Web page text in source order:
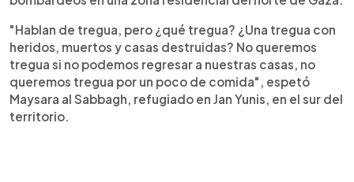
"Hablan de tregua, pero ¿qué tregua? ¿Una tregua con
heridos, muertos y casas destruidas? No queremos
tregua si no podemos regresar a nuestras casas, no
queremos tregua por un poco de comida", espetó
Maysara al Sabbagh, refugiado en Jan Yunis, en el sur del
territorio.